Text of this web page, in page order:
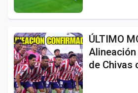
ÚLTIMO
Alineación
de Chivas